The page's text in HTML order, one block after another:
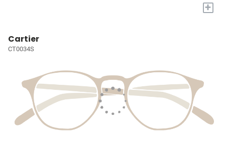
+
Cartier
CT0034S